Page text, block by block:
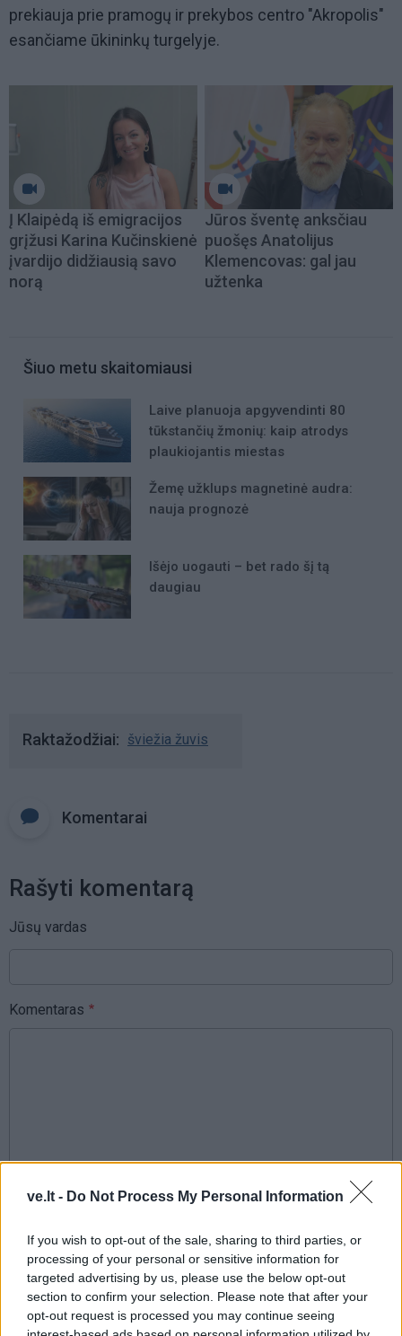
ve.lt - Do Not Process My Personal Information
If you wish to opt-out of the sale, sharing to third parties, or
processing of your personal or sensitive information for
targeted advertising by us, please use the below opt-out
section to confirm your selection. Please note that after your
opt-out request is processed you may continue seeing
prekiauja prie pramogų ir prekybos centro "Akropolis"
esančiame ūkininkų turgelyje.
Į Klaipėdą iš emigracijos
grįžusi Karina Kučinskienė
įvardijo didžiausią savo
norą
Jūros šventę anksčiau
puošęs Anatolijus
Klemencovas: gal jau
užtenka
Šiuo metu skaitomiausi
Laive planuoja apgyvendinti 80
tūkstančių žmonių: kaip atrodys
plaukiojantis miestas
Žemę užklups magnetinė audra:
nauja prognozė
Išėjo uogauti – bet rado šį tą
daugiau
Raktažodžiai šviežia žuvis
Komentarai
Rašyti komentarą
Jūsų vardas
Komentaras
This site is protected by
Privacy PolicyandTerms of
Serviceapply.